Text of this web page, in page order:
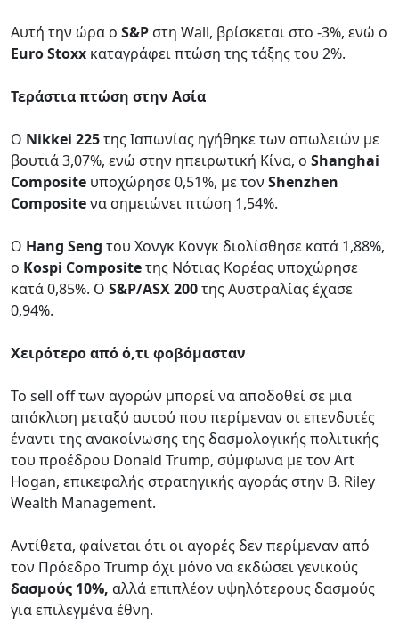
Αυτή την ώρα ο S&P στη Wall, βρίσκεται στο -3%, ενώ ο
Euro Stoxx καταγράφει πτώση της τάξης του 2%.
Τεράστια πτώση στην Ασία
Ο Nikkei 225της Ιαπωνίας ηγήθηκε των απωλειών με
βουτιά 3,07%, ενώ στην ηπειρωτική Κίνα, ο Shanghai
Composite υποχώρησε 0,51%, με τον Shenzhen
Compositeνα σημειώνει πτώση 1,54%.
Ο Hang Seng του Χονγκ Κονγκ διολίσθησε κατά 1,88%,
ο Kospi Compositeτης Νότιας Κορέας υποχώρησε
κατά 0,85%. Ο S&P/ASX 200της Αυστραλίας έχασε
0,94%.
Χειρότερο από ό,τι φοβόμασταν
Το sell off των αγορών μπορεί να αποδοθεί σε μια
απόκλιση μεταξύ αυτού που περίμεναν οι επενδυτές
έναντι της ανακοίνωσης της δασμολογικής πολιτικής
του προέδρου Donald Trump, σύμφωνα με τον Art
Hogan, επικεφαλής στρατηγικής αγοράς στην B. Riley
Wealth Management.
Αντίθετα, φαίνεται ότι οι αγορές δεν περίμεναν από
τον Πρόεδρο Trump όχι μόνο να εκδώσει γενικούς
δασμούς 10%, αλλά επιπλέον υψηλότερους δασμούς
για επιλεγμένα έθνη.